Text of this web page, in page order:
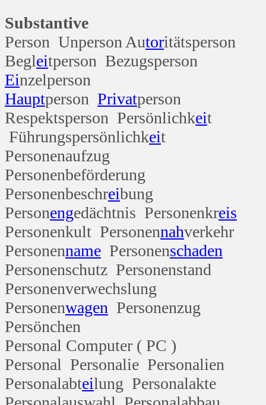
Substantive
Person Unperson Autoritätsperson
Begleitperson Bezugsperson
Einzelperson
Hauptperson Privatperson
Respektsperson Persönlichkeit
Führungspersönlichkeit
Personenaufzug
Personenbeförderung
Personenbeschreibung
Personengedächtnis Personenkreis
Personenkult Personennahverkehr
Personenname Personenschaden
Personenschutz Personenstand
Personenverwechslung
Personenwagen Personenzug
Persönchen
Personal Computer ( PC )
Personal Personalie Personalien
Personalabteilung Personalakte